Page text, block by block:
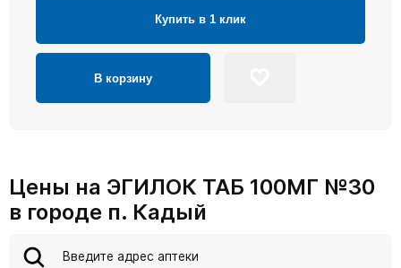
Купить в 1 клик
В корзину
Цены на ЭГИЛОК ТАБ 100МГ №30
в городе п. Кадый